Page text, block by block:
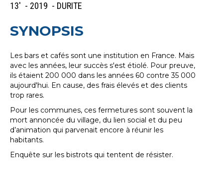
13' - 2019 - DURITE
SYNOPSIS
Les bars et cafés sont une institution en France. Mais
avec les années, leur succès s'est étiolé. Pour preuve,
ils étaient 200 000 dans les années 60 contre 35 000
aujourd'hui. En cause, des frais élevés et des clients
trop rares.
Pour les communes, ces fermetures sont souvent la
mort annoncée du village, du lien social et du peu
d’animation qui parvenait encore à réunir les
habitants.
Enquête sur les bistrots qui tentent de résister.